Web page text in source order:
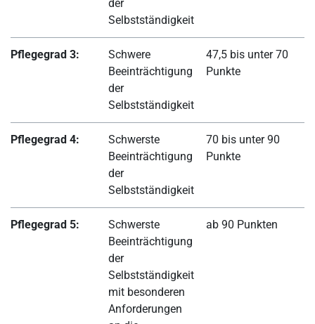
der
Selbstständigkeit
Pflegegrad 3:
Schwere
Beeinträchtigung
der
Selbstständigkeit
47,5 bis unter 70
Punkte
Pflegegrad 4:
Schwerste
Beeinträchtigung
der
Selbstständigkeit
70 bis unter 90
Punkte
Pflegegrad 5:
Schwerste
Beeinträchtigung
der
Selbstständigkeit
mit besonderen
Anforderungen
ab 90 Punkten